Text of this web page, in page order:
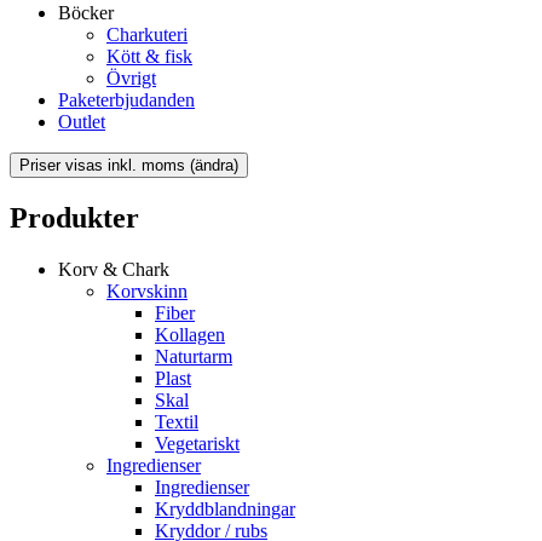
Böcker
Charkuteri
Kött & fisk
Övrigt
Paketerbjudanden
Outlet
Produkter
Korv & Chark
Korvskinn
Fiber
Kollagen
Naturtarm
Plast
Skal
Textil
Vegetariskt
Ingredienser
Ingredienser
Kryddblandningar
Kryddor / rubs